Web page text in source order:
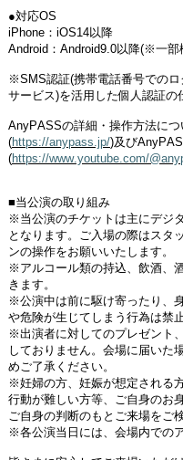
●対応OS
iPhone： iOS14以降
Android ： Android9.0以降(※一部
※SMS認証(携帯電話番号でのロ
サービス)を活用した個人認証の
AnyPASSの詳細・操作方法につ
(https://anypass.jp/)及び
(https://www.youtube.com/
■当公演の取り組み
※当公演のチケットは主にデジ
となります。ご入場の際はスタ
ンの操作をお願いいたします。
※アルコール類の持込、飲酒、
きます。
※公演中は前に駆け寄ったり、
や危険が生じてしまう⾏為は禁
※出演者に対してのプレゼント
しておりません。会場に届いた
めご了承ください。
※妊婦の方、妊娠が想定される
行動が難しい方等、ご自身のお
ご自身の判断のもとご来場をご
※各公演当⽇には、会場内での